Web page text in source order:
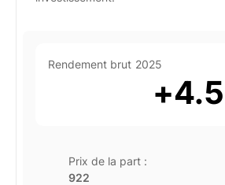
Rendement brut 2025
+4.5
Prix de la part :
922